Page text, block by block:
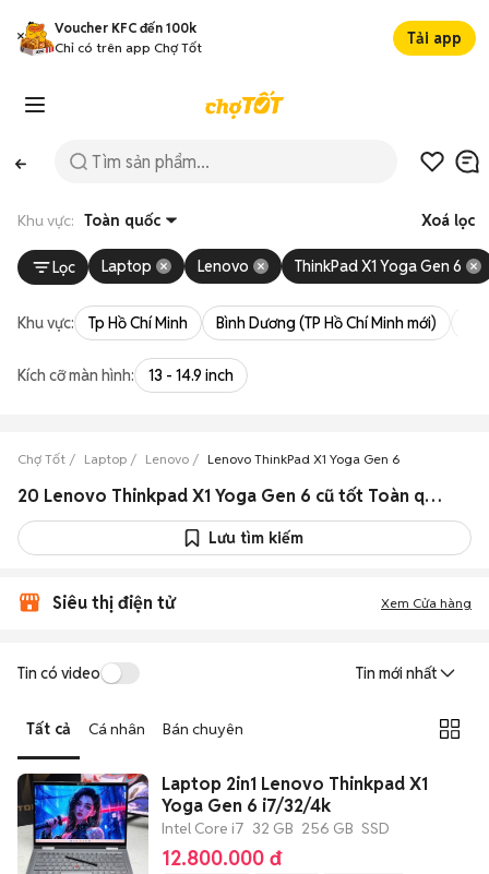
Voucher KFC đến 100k
Chỉ có trên app Chợ Tốt
Tải app
Khu vực: Toàn quốc Xoá lọc
Lọc Laptop Lenovo ThinkPad X1 Yoga Gen 6
Khu vực: Tp Hồ Chí Minh Bình Dương (TP Hồ Chí Minh mới)
Kích cỡ màn hình: 13 - 14.9 inch
Chợ Tốt Laptop Lenovo Lenovo ThinkPad X1 Yoga Gen 6
20 Lenovo Thinkpad X1 Yoga Gen 6 cũ tốt Toàn quốc
Lưu tìm kiếm
Siêu thị điện tử Xem Cửa hàng
Tin có video Tin mới nhất
Tất cả Cá nhân Bán chuyên
Laptop 2in1 Lenovo Thinkpad X1
Yoga Gen 6 i7/32/4k
Intel Core i7 32 GB 256 GB SSD
12.800.000 đ